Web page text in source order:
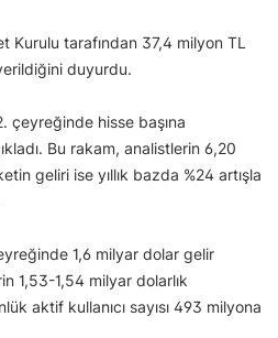
Kurulu tarafından 37,4 milyon TL
duyurdu.
çeyreğinde hisse başına
Bu rakam, analistlerin 6,20
geliri ise yıllık bazda %24 artışla
1,6 milyar dolar gelir
1,53-1,54 milyar dolarlık
aktif kullanıcı sayısı 493 milyona